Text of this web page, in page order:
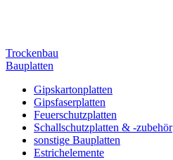
Trockenbau
Bauplatten
Gipskartonplatten
Gipsfaserplatten
Feuerschutzplatten
Schallschutzplatten & -zubehör
sonstige Bauplatten
Estrichelemente